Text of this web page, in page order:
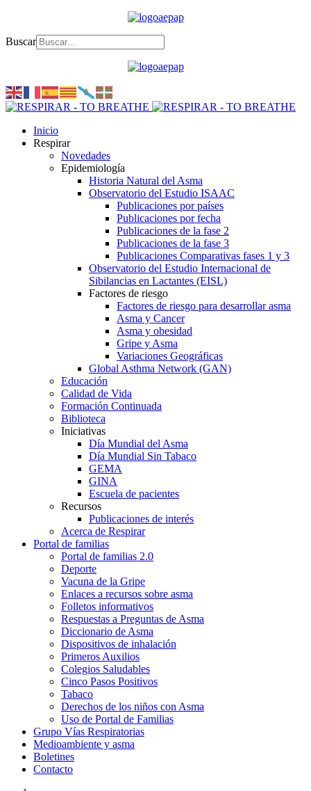
Buscar
Inicio
Respirar
Novedades
Epidemiología
Historia Natural del Asma
Observatorio del Estudio ISAAC
Publicaciones por países
Publicaciones por fecha
Publicaciones de la fase 2
Publicaciones de la fase 3
Publicaciones Comparativas fases 1 y 3
Observatorio del Estudio Internacional de
Sibilancias en Lactantes (EISL)
Factores de riesgo
Factores de riesgo para desarrollar asma
Asma y Cancer
Asma y obesidad
Gripe y Asma
Variaciones Geográficas
Global Asthma Network (GAN)
Educación
Calidad de Vida
Formación Continuada
Biblioteca
Iniciativas
Día Mundial del Asma
Día Mundial Sin Tabaco
GEMA
GINA
Escuela de pacientes
Recursos
Publicaciones de interés
Acerca de Respirar
Portal de familias
Portal de familias 2.0
Deporte
Vacuna de la Gripe
Enlaces a recursos sobre asma
Folletos informativos
Respuestas a Preguntas de Asma
Diccionario de Asma
Dispositivos de inhalación
Primeros Auxilios
Colegios Saludables
Cinco Pasos Positivos
Tabaco
Derechos de los niños con Asma
Uso de Portal de Familias
Grupo Vías Respiratorias
Medioambiente y asma
Boletines
Contacto